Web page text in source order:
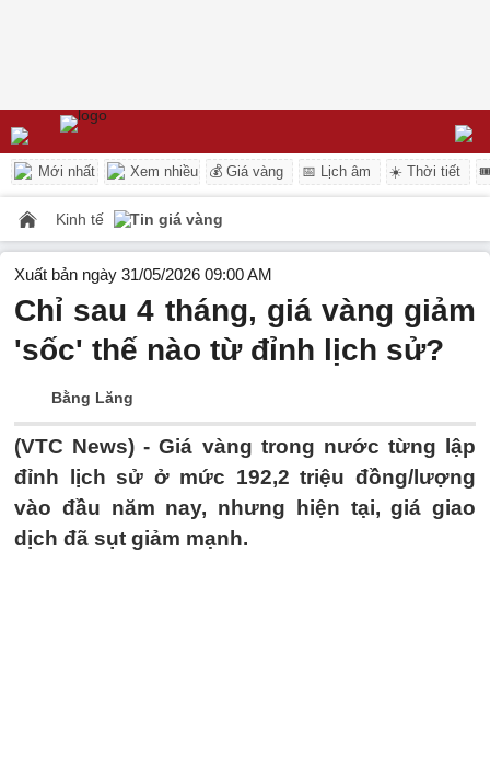
Mới nhất Xem nhiều 💰 Giá vàng 📅 Lịch âm ☀️ Thời tiết
Kinh tế Tin giá vàng
Xuất bản ngày 31/05/2026 09:00 AM
Chỉ sau 4 tháng, giá vàng giảm
'sốc' thế nào từ đỉnh lịch sử?
Bằng Lăng
(VTC News) -Giá vàng trong nước từng lập
đỉnh lịch sử ở mức 192,2 triệu đồng/lượng
vào đầu năm nay, nhưng hiện tại, giá giao
dịch đã sụt giảm mạnh.